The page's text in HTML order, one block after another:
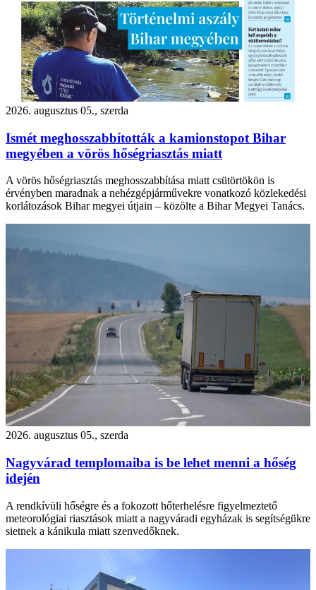
2026. augusztus 05., szerda
Ismét meghosszabbították a kamionstopot Bihar
megyében a vörös hőségriasztás miatt
A vörös hőségriasztás meghosszabbítása miatt csütörtökön is
érvényben maradnak a nehézgépjárművekre vonatkozó közlekedési
korlátozások Bihar megyei útjain – közölte a Bihar Megyei Tanács.
2026. augusztus 05., szerda
Nagyvárad templomaiba is be lehet menni a hőség
idején
A rendkívüli hőségre és a fokozott hőterhelésre figyelmeztető
meteorológiai riasztások miatt a nagyváradi egyházak is segítségükre
sietnek a kánikula miatt szenvedőknek.